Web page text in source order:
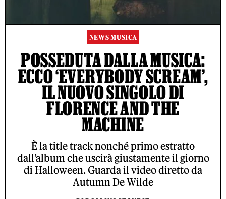
NEWS MUSICA
POSSEDUTA DALLA MUSICA:
ECCO ‘EVERYBODY SCREAM’,
IL NUOVO SINGOLO DI
FLORENCE AND THE
MACHINE
È la title track nonché primo estratto
dall’album che uscirà giustamente il giorno
di Halloween. Guarda il video diretto da
Autumn De Wilde